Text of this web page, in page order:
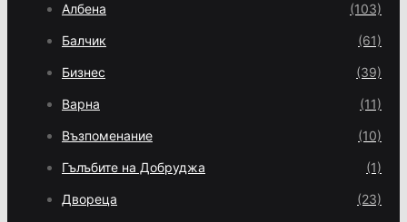
Албена (103)
Балчик (61)
Бизнес (39)
Варна (11)
Възпоменание (10)
Гълъбите на Добруджа (1)
Двореца (23)